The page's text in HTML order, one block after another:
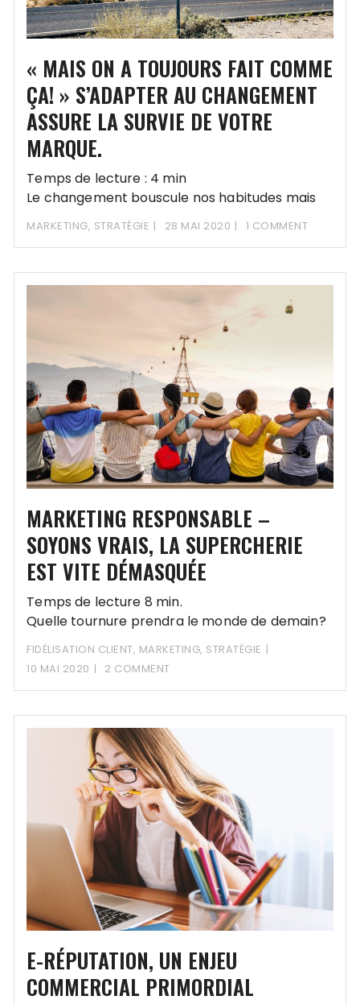
« MAIS ON A TOUJOURS FAIT COMME
ÇA! » S’ADAPTER AU CHANGEMENT
ASSURE LA SURVIE DE VOTRE
MARQUE.
Temps de lecture : 4 min
Le changement bouscule nos habitudes mais
pour réussir il est essentiel de savoir
l’apprivoiser
MARKETING, STRATÉGIE 28 MAI 2020 1 COMMENT
MARKETING RESPONSABLE –
SOYONS VRAIS, LA SUPERCHERIE
EST VITE DÉMASQUÉE
Temps de lecture 8 min.
Quelle tournure prendra le monde de demain?
Adapter sa stratégie marketing devient un
élément clé de la réussite .
FIDÉLISATION CLIENT, MARKETING, STRATÉGIE
10 MAI 2020
2 COMMENT
E-RÉPUTATION, UN ENJEU
COMMERCIAL PRIMORDIAL